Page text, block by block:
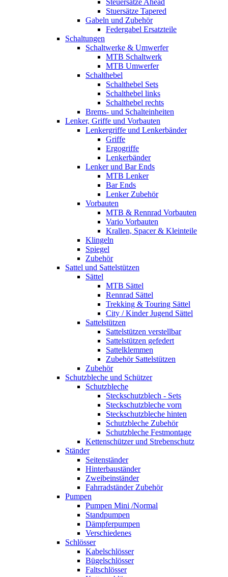
Steuersätze Ahead
Stuersätze Tapered
Gabeln und Zubehör
Federgabel Ersatzteile
Schaltungen
Schaltwerke & Umwerfer
MTB Schaltwerk
MTB Umwerfer
Schalthebel
Schalthebel Sets
Schalthebel links
Schalthebel rechts
Brems- und Schalteinheiten
Lenker, Griffe und Vorbauten
Lenkergriffe und Lenkerbänder
Griffe
Ergogriffe
Lenkerbänder
Lenker und Bar Ends
MTB Lenker
Bar Ends
Lenker Zubehör
Vorbauten
MTB & Rennrad Vorbauten
Vario Vorbauten
Krallen, Spacer & Kleinteile
Klingeln
Spiegel
Zubehör
Sattel und Sattelstützen
Sättel
MTB Sättel
Rennrad Sättel
Trekking & Touring Sättel
City / Kinder Jugend Sättel
Sattelstützen
Sattelstützen verstellbar
Sattelstützen gefedert
Sattelklemmen
Zubehör Sattelstützen
Zubehör
Schutzbleche und Schützer
Schutzbleche
Steckschutzblech - Sets
Steckschutzbleche vorn
Steckschutzbleche hinten
Schutzbleche Zubehör
Schutzbleche Festmontage
Kettenschützer und Strebenschutz
Ständer
Seitenständer
Hinterbauständer
Zweibeinständer
Fahrradständer Zubehör
Pumpen
Pumpen Mini /Normal
Standpumpen
Dämpferpumpen
Verschiedenes
Schlösser
Kabelschlösser
Bügelschlösser
Faltschlösser